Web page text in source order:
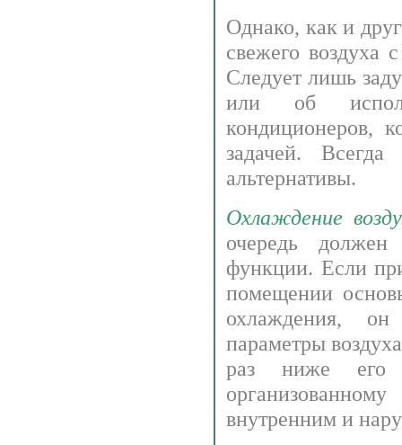
Однако, как и
свежего
Следует лишь
или об
кондиционеров,
задачей.
альтернативы.
Охлаждение
очередь
функции. Если
помещении
охлаждения,
параметры
раз ниже его
внутренним и